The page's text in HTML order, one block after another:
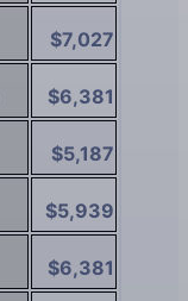
$7,027
$6,381
$5,187
$5,939
$6,381